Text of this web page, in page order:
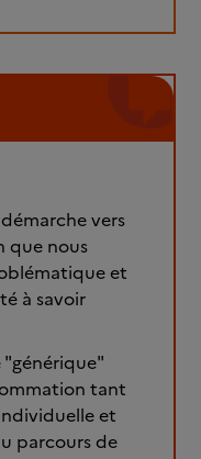
vers
que nous
et
à savoir
tant
et
parcours de